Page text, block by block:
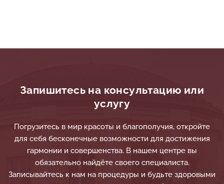
Запишитесь на консультацию или
услугу
Погрузитесь в мир красоты и благополучия, откройте
для себя бесконечные возможности для достижения
гармонии и совершенства. В нашем центре вы
обязательно найдёте своего специалиста.
Записывайтесь к нам на процедуры и будьте здоровыми